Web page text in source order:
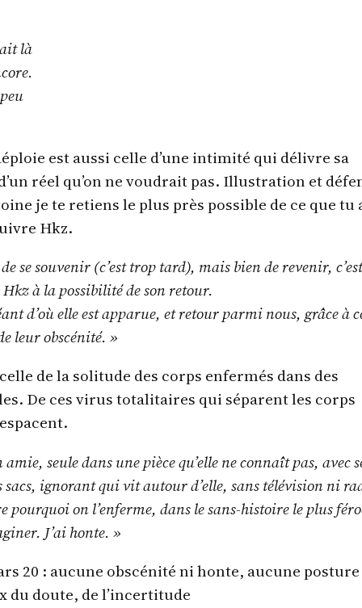
là
est aussi celle d’une intimité qui délivre sa
réel qu’on ne voudrait pas. Illustration et
je te retiens le plus près possible de ce que tu
Hkz.
se souvenir (c’est trop tard), mais bien de revenir,
à la possibilité de son retour.
d’où elle est apparue, et retour parmi nous, grâce à
leur obscénité. »
celle de la solitude des corps enfermés dans des
De ces virus totalitaires qui séparent les corps
seule dans une pièce qu’elle ne connaît pas, avec
sacs, ignorant qui vit autour d’elle, sans télévision ni
pourquoi on l’enferme, dans le sans-histoire le plus
J’ai honte. »
20 : aucune obscénité ni honte, aucune posture
du doute, de l’incertitude